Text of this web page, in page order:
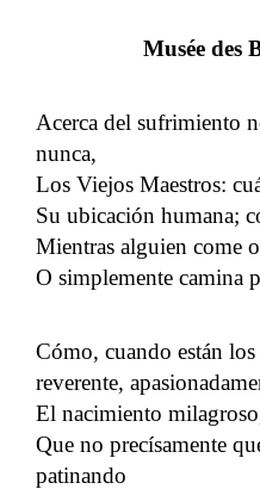
Musée des
Acerca del sufrimiento
nunca,
Los Viejos Maestros:
Su ubicación humana;
Mientras alguien come
O simplemente camina
Cómo, cuando están los
reverente,
El nacimiento
Que no precísamente
patinando